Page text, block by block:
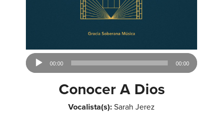
Audio
00:00 00:00
Conocer A Dios
Vocalista(s):Sarah Jerez